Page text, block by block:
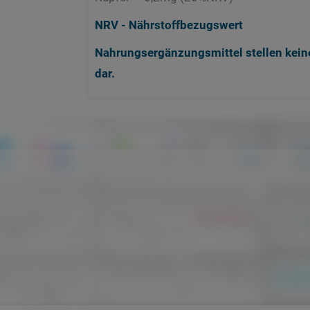
NRV - Nährstoffbezugswert
Nahrungsergänzungsmittel stellen
dar.